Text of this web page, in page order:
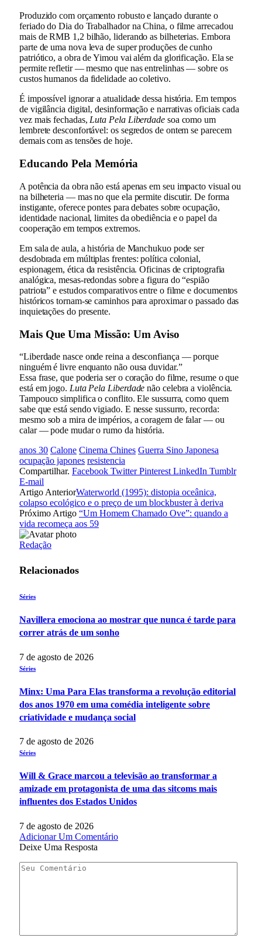
Produzido com orçamento robusto e lançado durante o
feriado do Dia do Trabalhador na China, o filme arrecadou
mais de RMB 1,2 bilhão, liderando as bilheterias. Embora
parte de uma nova leva de super produções de cunho
patriótico, a obra de Yimou vai além da glorificação. Ela se
permite refletir — mesmo que nas entrelinhas — sobre os
custos humanos da fidelidade ao coletivo.
É impossível ignorar a atualidade dessa história. Em tempos
de vigilância digital, desinformação e narrativas oficiais cada
vez mais fechadas, Luta Pela Liberdadesoa como um
lembrete desconfortável: os segredos de ontem se parecem
demais com as tensões de hoje.
Educando Pela Memória
A potência da obra não está apenas em seu impacto visual ou
na bilheteria — mas no que ela permite discutir. De forma
instigante, oferece pontes para debates sobre ocupação,
identidade nacional, limites da obediência e o papel da
cooperação em tempos extremos.
Em sala de aula, a história de Manchukuo pode ser
desdobrada em múltiplas frentes: política colonial,
espionagem, ética da resistência. Oficinas de criptografia
analógica, mesas-redondas sobre a figura do “espião
patriota” e estudos comparativos entre o filme e documentos
históricos tornam-se caminhos para aproximar o passado das
inquietações do presente.
Mais Que Uma Missão: Um Aviso
“Liberdade nasce onde reina a desconfiança — porque
ninguém é livre enquanto não ousa duvidar.”
Essa frase, que poderia ser o coração do filme, resume o que
está em jogo. Luta Pela Liberdade não celebra a violência.
Tampouco simplifica o conflito. Ele sussurra, como quem
sabe que está sendo vigiado. E nesse sussurro, recorda:
mesmo sob a mira de impérios, a coragem de falar — ou
calar — pode mudar o rumo da história.
anos 30 Calone Cinema Chines Guerra Sino Japonesa
ocupação japones resistencia
Compartilhar. Facebook Twitter Pinterest LinkedIn Tumblr
E-mail
Artigo AnteriorWaterworld (1995): distopia oceânica,
colapso ecológico e o preço de um blockbuster à deriva
Próximo Artigo “Um Homem Chamado Ove”: quando a
vida recomeça aos 59
Redação
Relacionados
Séries
Navillera emociona ao mostrar que nunca é tarde para
correr atrás de um sonho
7 de agosto de 2026
Séries
Minx: Uma Para Elas transforma a revolução editorial
dos anos 1970 em uma comédia inteligente sobre
criatividade e mudança social
7 de agosto de 2026
Séries
Will & Grace marcou a televisão ao transformar a
amizade em protagonista de uma das sitcoms mais
influentes dos Estados Unidos
7 de agosto de 2026
Adicionar Um Comentário
Deixe Uma Resposta